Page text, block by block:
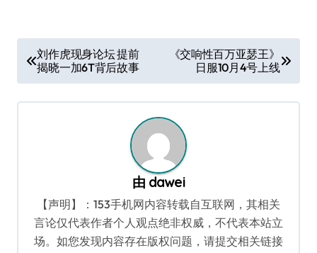
章
导
刘作虎现身论坛 提前
揭晓一加6T背后故事
《交响性百万亚瑟王》
日服10月4号上线
由 dawei
【声明】：153手机网内容转载自互联网，其相关
言论仅代表作者个人观点绝非权威，不代表本站立
场。如您发现内容存在版权问题，请提交相关链接